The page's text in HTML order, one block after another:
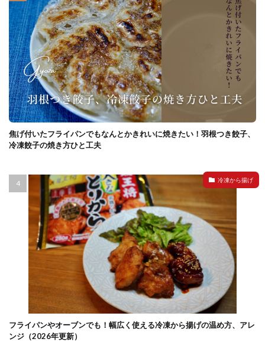
焦げ付いたフライパンでもなんとかきれいに焼きたい！羽根つき餃子、
冷凍餃子の焼き方ひと工夫
冷凍から揚げ
フライパンやオーブンでも！幅広く使える冷凍から揚げの温め方、アレ
ンジ（2026年更新）